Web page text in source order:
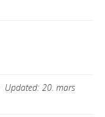
Updated: 20. mars